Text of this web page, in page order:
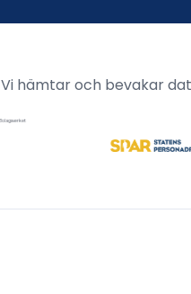
Vi hämtar och bevakar